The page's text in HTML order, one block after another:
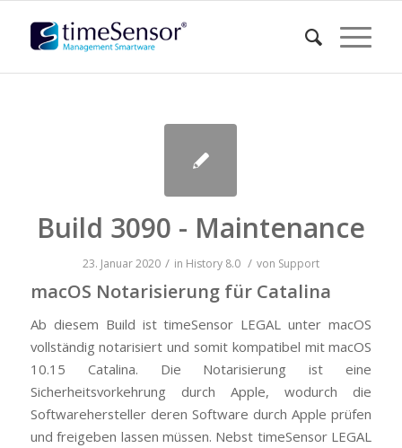
Build 3090 - Maintenance
23. Januar 2020 / in History 8.0 / von Support
macOS Notarisierung für Catalina
Ab diesem Build ist timeSensor LEGAL unter macOS
vollständig notarisiert und somit kompatibel mit macOS
10.15 Catalina. Die Notarisierung ist eine
Sicherheitsvorkehrung durch Apple, wodurch die
Softwarehersteller deren Software durch Apple prüfen
und freigeben lassen müssen. Nebst timeSensor LEGAL